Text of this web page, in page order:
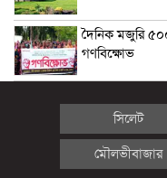
দৈনিক মজুরি
গণবিক্ষোভ
সিলেট
মৌলভীবাজার